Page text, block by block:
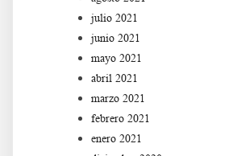
julio 2021
junio 2021
mayo 2021
abril 2021
marzo 2021
febrero 2021
enero 2021